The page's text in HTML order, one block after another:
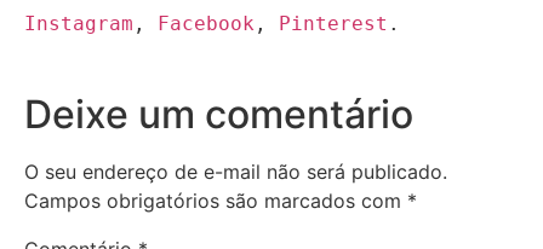
Instagram , Facebook , Pinterest .
Deixe um comentário
O seu endereço de e-mail não será publicado.
Campos obrigatórios são marcados com *